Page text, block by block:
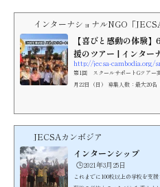
インターナショナルNGO「
【喜びと感動の体験
援のツアー | インター
http://jecsa-cambodia.org/
第1回 スクールサポートGツアー
月22日（日） 募集人数：最大20
JECSAカンボジア
インターンシップ
🕒️2021年3月25日
これまでに100校以上の学校を支